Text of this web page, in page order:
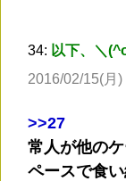
34: 以下、＼
2016/02/15(月
>>27
常人が他の
ペースで食